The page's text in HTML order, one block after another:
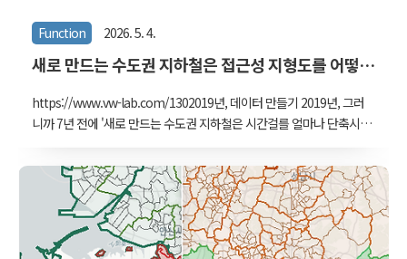
Function 2026. 5. 4.
새로 만드는 수도권 지하철은 접근성 지형도를 어떻
https://www.vw-lab.com/1302019년, 데이터 만들기 2019년, 그러
니까 7년 전에 '새로 만드는 수도권 지하철은 시간걸를 얼마나 단축시
시간거리를 얼마나 단축시킬까글 : 김승범 서울을 포함한 수도권은 지
하철 건설이 한창이다. GTX 같은 급행철도나 경전철을 포함하여 새로
만드는 노선이 열 개도 넘는다. 이렇게 만들어지는 지하철은 서울과 수
도권의 시간거www.vw-lab.com 기본 노선도는 공공 데이터를 받아서
시작했는데, 미래 노선도는 역을 하나하나 선로를 그린 후 처음 개통한